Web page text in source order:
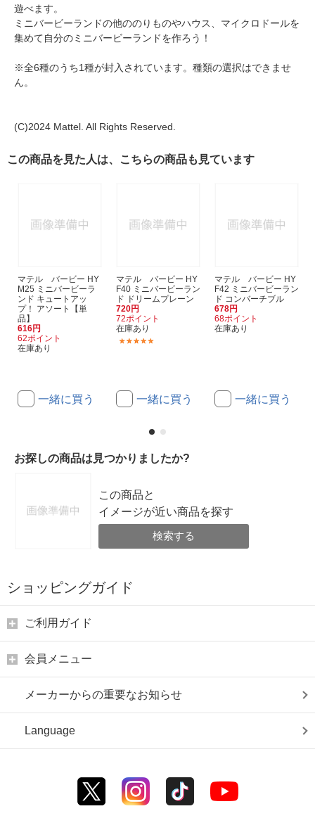
遊べます。
ミニバービーランドの他ののりものやハウス、マイクロドールを
集めて自分のミニバービーランドを作ろう！
※全6種のうち1種が封入されています。種類の選択はできませ
ん。
(C)2024 Mattel. All Rights Reserved.
この商品を見た人は、こちらの商品も見ています
マテル バービー HY
M25 ミニバービーラ
ンド キュートアッ
プ！ アソート【単
品】
616円
62ポイント
在庫あり
一緒に買う
マテル バービー HY
F40 ミニバービーラン
ド ドリームプレーン
720円
72ポイント
在庫あり
一緒に買う
マテル バービー HY
F42 ミニバービーラン
ド コンバーチブル
678円
68ポイント
在庫あり
一緒に買う
お探しの商品は見つかりましたか?
この商品と
イメージが近い商品を探す
検索する
ショッピングガイド
ご利用ガイド
会員メニュー
メーカーからの重要なお知らせ
Language